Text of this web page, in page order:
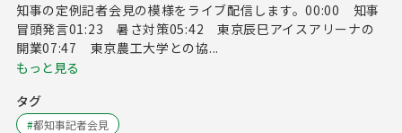
知事の定例記者会見の模様をライブ配信します。00:00 知事
冒頭発言01:23 暑さ対策05:42 東京辰巳アイスアリーナの
開業07:47 東京農工大学との協...
もっと見る
タグ
#都知事記者会見